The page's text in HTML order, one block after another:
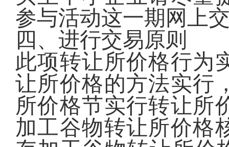
参与活动这一期网上
四、进行交易原则
此项转让所价格行为
让所价格的方法实行
所价格节实行转让所
加工谷物转让所价格